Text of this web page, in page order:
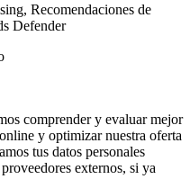
Recomendaciones de
Defender
comprender y evaluar mejor
y optimizar nuestra oferta
tus datos personales
externos, si ya